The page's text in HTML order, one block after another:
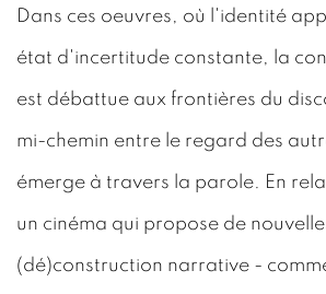
Dans ces oeuvres, où l'identité
état d'incertitude constante, la
est débattue aux frontières du
mi-chemin entre le regard des
émerge à travers la parole. En
un cinéma qui propose de
(dé)construction narrative -